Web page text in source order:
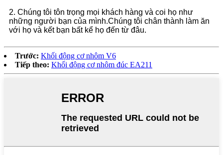
2. Chúng tôi tôn trọng mọi khách hàng và coi họ như
những người bạn của mình.Chúng tôi chân thành làm ăn
với họ và kết bạn bất kể họ đến từ đâu.
Trước: Khối động cơ nhôm V6
Tiếp theo: Khối động cơ nhôm đúc EA211